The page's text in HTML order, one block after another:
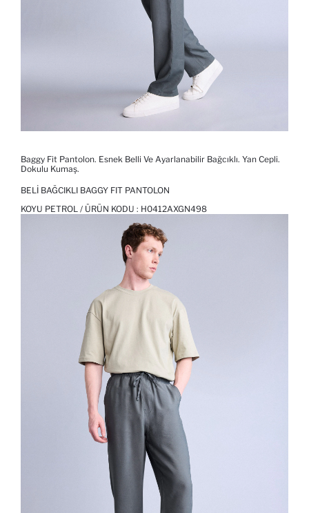
Baggy Fit Pantolon. Esnek Belli Ve Ayarlanabilir Bağcıklı. Yan Cepli.
Dokulu Kumaş.
BELI BAĞCIKLI BAGGY FIT PANTOLON
KOYU PETROL / ÜRÜN KODU : H0412AXGN498